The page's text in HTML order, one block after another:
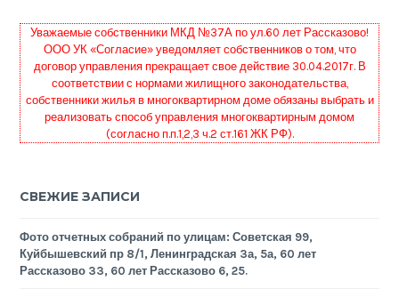
Уважаемые собственники МКД №37А по ул.60 лет Рассказово!
ООО УК «Согласие» уведомляет собственников о том, что
договор управления прекращает свое действие 30.04.2017г. В
соответствии с нормами жилищного законодательства,
собственники жилья в многоквартирном доме обязаны выбрать и
реализовать способ управления многоквартирным домом
(согласно п.п.1,2,3 ч.2 ст.161 ЖК РФ).
СВЕЖИЕ ЗАПИСИ
Фото отчетных собраний по улицам: Советская 99,
Куйбышевский пр 8/1, Ленинградская 3а, 5а, 60 лет
Рассказово 33, 60 лет Рассказово 6, 25.